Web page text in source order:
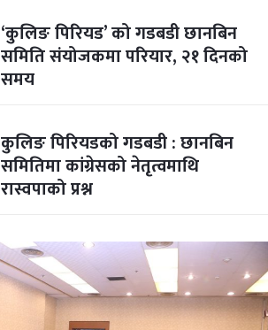
‘कुलिङ पिरियड’ को गडबडी छानबिन
समिति संयोजकमा परियार, २१ दिनको
समय
कुलिङ पिरियडको गडबडी : छानबिन
समितिमा कांग्रेसको नेतृत्वमाथि
रास्वपाको प्रश्न